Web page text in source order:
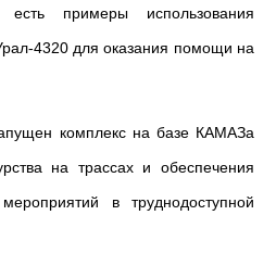
примеры использования
4320 для оказания помощи на
комплекс на базе КАМАЗа
на трассах и обеспечения
в труднодоступной